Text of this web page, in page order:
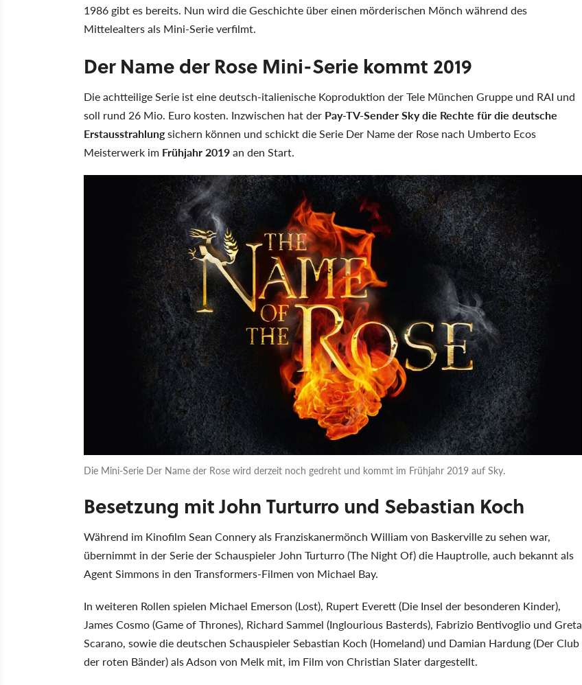
1986 gibt es bereits. Nun wird die Geschichte über einen mörderischen Mönch während des
Mittelealters als Mini-Serie verfilmt.
Der Name der Rose Mini-Serie kommt 2019
Die achtteilige Serie ist eine deutsch-italienische Koproduktion der Tele München Gruppe und RAI und
soll rund 26 Mio. Euro kosten. Inzwischen hat der Pay-TV-Sender Sky die Rechte für die deutsche
Erstausstrahlungsichern können und schickt die Serie Der Name der Rose nach Umberto Ecos
Meisterwerk im Frühjahr 2019an den Start.
Die Mini-Serie Der Name der Rose wird derzeit noch gedreht und kommt im Frühjahr 2019 auf Sky.
Besetzung mit John Turturro und Sebastian Koch
Während im Kinofilm Sean Connery als Franziskanermönch William von Baskerville zu sehen war,
übernimmt in der Serie der Schauspieler John Turturro (The Night Of) die Hauptrolle, auch bekannt als
Agent Simmons in den Transformers-Filmen von Michael Bay.
In weiteren Rollen spielen Michael Emerson (Lost), Rupert Everett (Die Insel der besonderen Kinder),
James Cosmo (Game of Thrones), Richard Sammel (Inglourious Basterds), Fabrizio Bentivoglio und Greta
Scarano, sowie die deutschen Schauspieler Sebastian Koch (Homeland) und Damian Hardung (Der Club
der roten Bänder) als Adson von Melk mit, im Film von Christian Slater dargestellt.